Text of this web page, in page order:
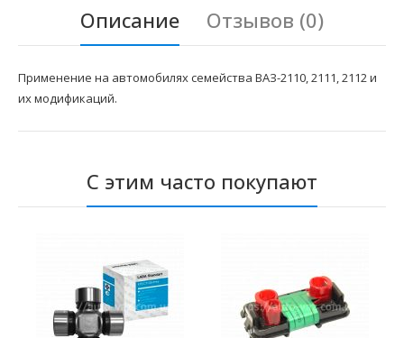
Описание Отзывов (0)
Применение на автомобилях семейства ВАЗ-2110, 2111, 2112 и
их модификаций.
С этим часто покупают